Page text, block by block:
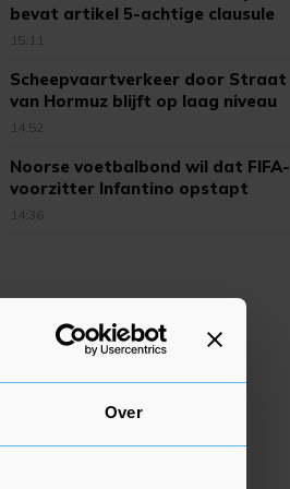
Over
bevat artikel 5-achtige clausule
15:11
Scheepvaartverkeer door Straat
van Hormuz blijft op laag niveau
14:52
Noorse voetbalbond wil dat FIFA-
voorzitter Infantino opstapt
14:36